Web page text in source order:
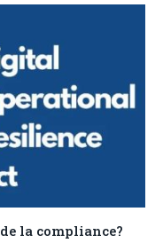
la compliance?